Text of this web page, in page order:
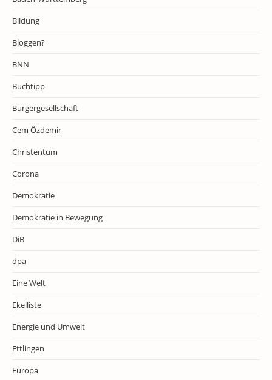
Bildung
Bloggen?
BNN
Buchtipp
Bürgergesellschaft
Cem Özdemir
Christentum
Corona
Demokratie
Demokratie in Bewegung
DiB
dpa
Eine Welt
Ekelliste
Energie und Umwelt
Ettlingen
Europa